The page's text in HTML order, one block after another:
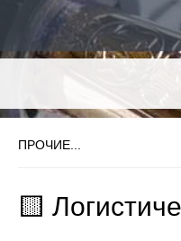
ПРОЧИЕ...
🟨